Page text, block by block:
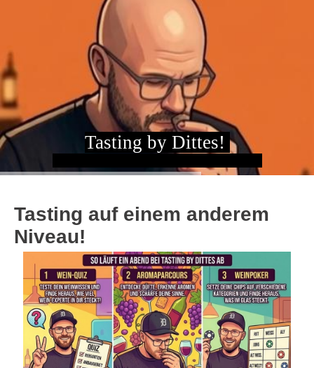
Tasting by Dittes!
Tasting auf einem anderem
Niveau!